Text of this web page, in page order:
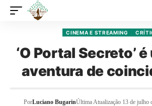
CINEMA E STREAMING
‘O Portal Secreto’
aventura de
PorLuciano BugarinÚltima Atualização 13 de julho